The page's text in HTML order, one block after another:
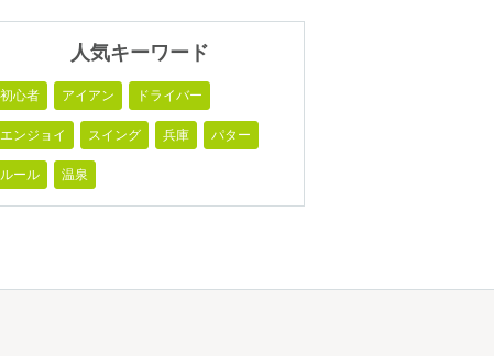
人気キーワード
初心者 アイアン ドライバー
エンジョイ スイング 兵庫 パター
ルール 温泉